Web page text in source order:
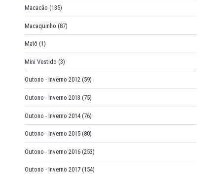
Macacão (135)
Macaquinho (87)
Maiô (1)
Mini Vestido (3)
Outono - Inverno 2012 (59)
Outono - Inverno 2013 (75)
Outono - Inverno 2014 (76)
Outono - Inverno 2015 (80)
Outono - Inverno 2016 (253)
Outono - Inverno 2017 (154)